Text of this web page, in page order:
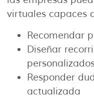
virtuales capaces
Recomendar
Diseñar
Responder
actualizada